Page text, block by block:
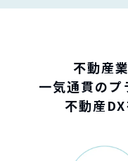
不動産
一気通貫のプ
不動産DX